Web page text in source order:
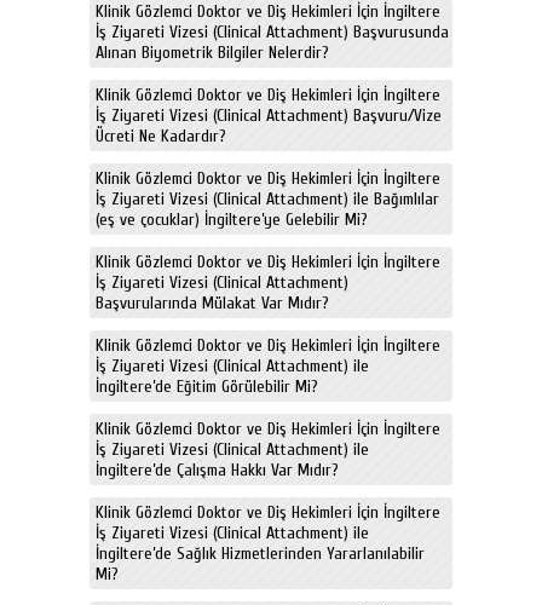
Klinik Gözlemci Doktor ve Diş Hekimleri İçin İngiltere
İş Ziyareti Vizesi (Clinical Attachment) Başvurusunda
Alınan Biyometrik Bilgiler Nelerdir?
Klinik Gözlemci Doktor ve Diş Hekimleri İçin İngiltere
İş Ziyareti Vizesi (Clinical Attachment) Başvuru/Vize
Ücreti Ne Kadardır?
Klinik Gözlemci Doktor ve Diş Hekimleri İçin İngiltere
İş Ziyareti Vizesi (Clinical Attachment) ile Bağımlılar
(eş ve çocuklar) İngiltere’ye Gelebilir Mi?
Klinik Gözlemci Doktor ve Diş Hekimleri İçin İngiltere
İş Ziyareti Vizesi (Clinical Attachment)
Başvurularında Mülakat Var Mıdır?
Klinik Gözlemci Doktor ve Diş Hekimleri İçin İngiltere
İş Ziyareti Vizesi (Clinical Attachment) ile
İngiltere’de Eğitim Görülebilir Mi?
Klinik Gözlemci Doktor ve Diş Hekimleri İçin İngiltere
İş Ziyareti Vizesi (Clinical Attachment) ile
İngiltere’de Çalışma Hakkı Var Mıdır?
Klinik Gözlemci Doktor ve Diş Hekimleri İçin İngiltere
İş Ziyareti Vizesi (Clinical Attachment) ile
İngiltere’de Sağlık Hizmetlerinden Yararlanılabilir
Mi?